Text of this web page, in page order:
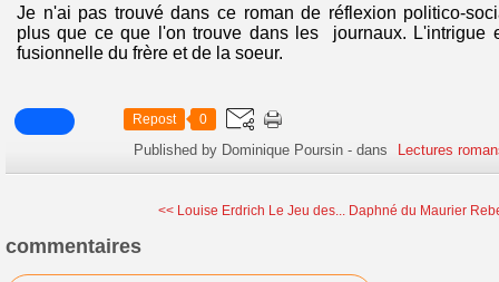
Je n'ai pas trouvé dans ce roman de réflexion politico-
plus que ce que l'on trouve dans les journaux. L'intrigue
fusionnelle du frère et de la soeur.
Repost 0
Published by Dominique Poursin -dans Lectures
<< Louise Erdrich Le Jeu des... Daphné du Maurier
commentaires